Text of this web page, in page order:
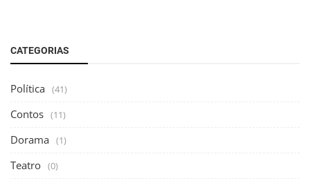
CATEGORIAS
Política (41)
Contos (11)
Dorama (1)
Teatro (0)